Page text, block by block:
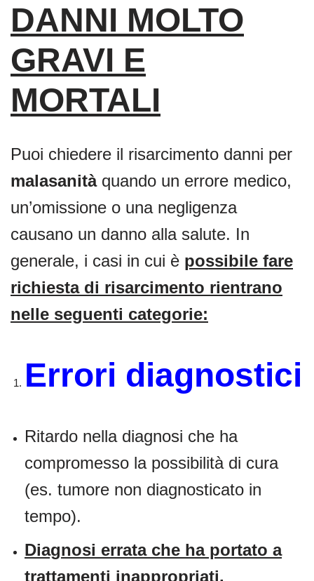
DANNI MOLTO
GRAVI E
MORTALI
Puoi chiedere il risarcimento danni per
malasanitàquando un errore medico,
un’omissione o una negligenza
causano un danno alla salute. In
generale, i casi in cui è possibile fare
richiesta di risarcimento rientrano
nelle seguenti categorie:
Errori diagnostici
Ritardo nella diagnosi che ha
compromesso la possibilità di cura
(es. tumore non diagnosticato in
tempo).
Diagnosi errata che ha portato a
trattamenti inappropriati.